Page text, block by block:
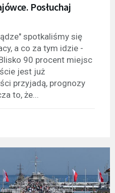
Posłuchaj
spotkaliśmy się
a co za tym idzie -
90 procent miejsc
jest już
przyjadą, prognozy
to, że...